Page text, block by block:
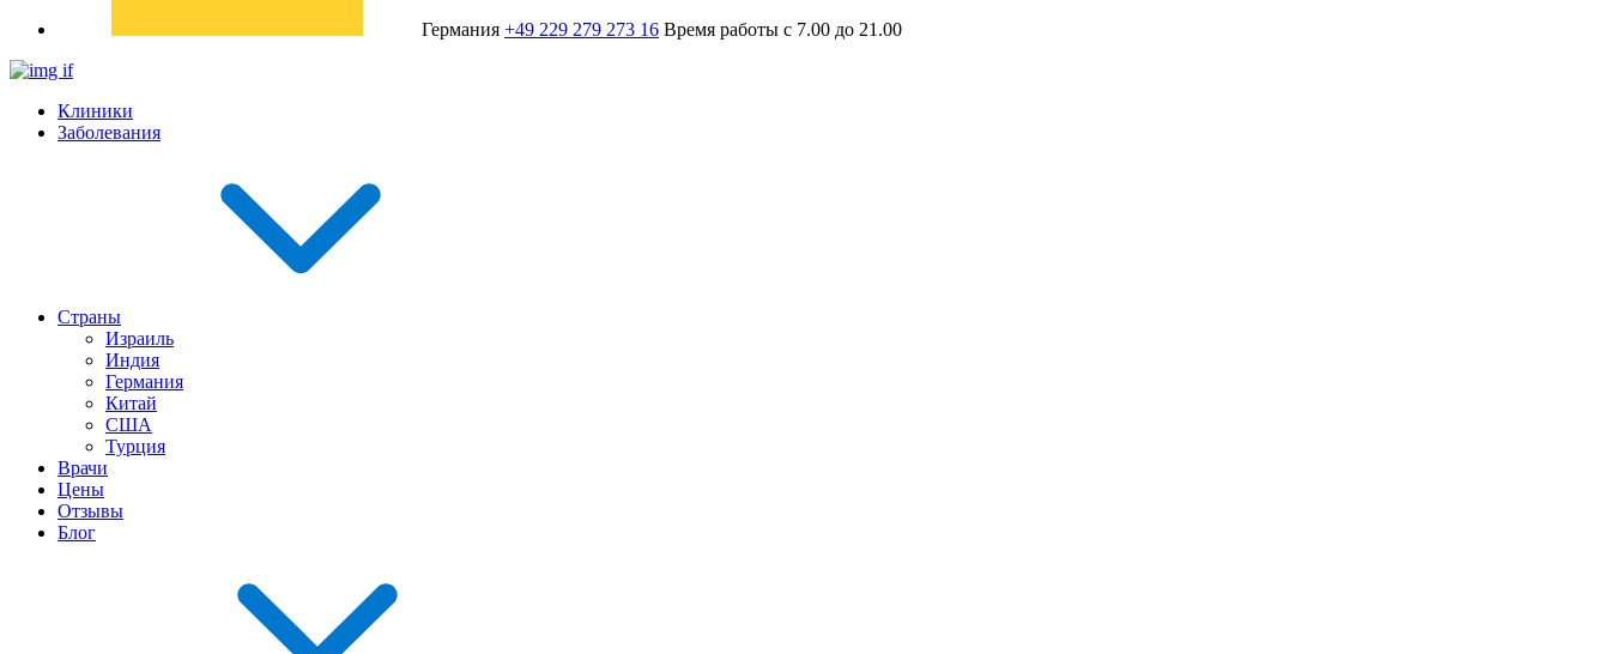
Германия +49 229 279 273 16 Время работы с 7.00 до 21.00
Клиники
Заболевания
Страны
Израиль
Индия
Германия
Китай
США
Турция
Врачи
Цены
Отзывы
Блог